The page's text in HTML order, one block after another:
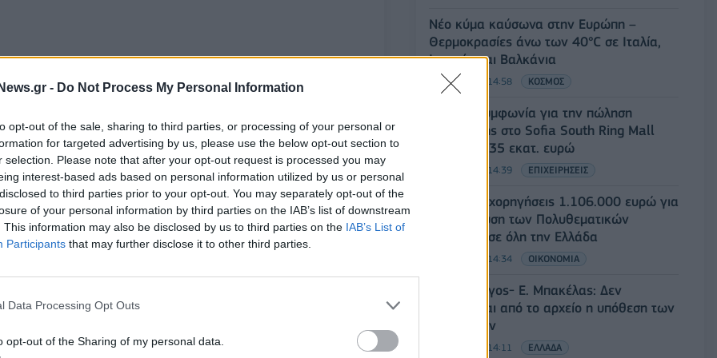
- Do Not Process My Personal Information
opt-out of the sale, sharing to third parties, or processing of your personal or
for targeted advertising by us, please use the below opt-out section to
selection. Please note that after your opt-out request is processed you may
interest-based ads based on personal information utilized by us or personal
to third parties prior to your opt-out. You may separately opt-out of the
of your personal information by third parties on the IAB’s list of downstream
This information may also be disclosed by us to third parties on the IAB’s List of
Participants that may further disclose it to other third parties.
Data Processing Opt Outs
opt-out of the Sharing of my personal data.
κατά 0,11% στις 651,22 μονάδες, μετά το
υψηλά του.
25.782,77 μονάδες. Στη Γαλλία, ο CAC 40
ο βρετανικός FTSE 100 κινείται υψηλότερα
0,19% στις 53.061,50 μονάδες, ενώ ο ισπανικός
μονάδες.
τις ισχυρότερες πιέσεις, με τον σχετικό δείκτη
οι ανησυχίες ότι το πολύμηνο ράλι των
οδηγήσει τις αποτιμήσεις σε ιδιαίτερα υψηλά
Νέο κύμα καύσωνα στην Ευρώπη –
Θερμοκρασίες άνω των 40°C σε Ιταλία,
Ισπανία και Βαλκάνια
07/08/2026 - 14:58 ΚΟΣΜΟΣ
Fourlis: Συμφωνία για την πώληση
συμμετοχής στο Sofia South Ring Mall
έναντι 49,35 εκατ. ευρώ
07/08/2026 - 14:39 ΕΠΙΧΕΙΡΗΣΕΙΣ
ΥΠΠΟ: Επιχορηγήσεις 1.106.000 ευρώ για
την ενίσχυση των Πολυθεματικών
Φεστιβάλ σε όλη την Ελλάδα
07/08/2026 - 14:34 ΟΙΚΟΝΟΜΙΑ
Άρειος Πάγος- Ε. Μπακέλας: Δεν
ανασύρεται από το αρχείο η υπόθεση των
υποκλοπών
07/08/2026 - 14:11 ΕΛΛΑΔΑ